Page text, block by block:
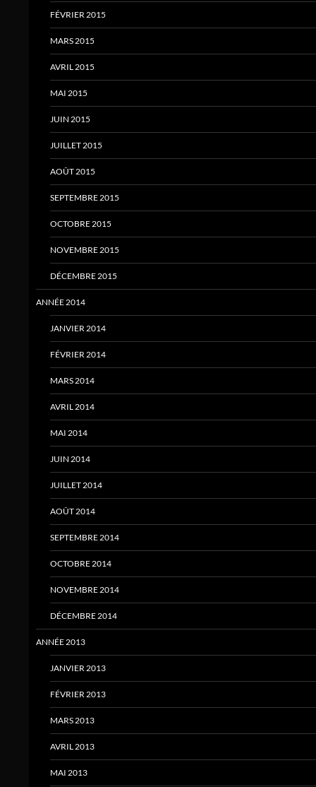
FÉVRIER 2015
MARS 2015
AVRIL 2015
MAI 2015
JUIN 2015
JUILLET 2015
AOÛT 2015
SEPTEMBRE 2015
OCTOBRE 2015
NOVEMBRE 2015
DÉCEMBRE 2015
ANNÉE 2014
JANVIER 2014
FÉVRIER 2014
MARS 2014
AVRIL 2014
MAI 2014
JUIN 2014
JUILLET 2014
AOÛT 2014
SEPTEMBRE 2014
OCTOBRE 2014
NOVEMBRE 2014
DÉCEMBRE 2014
ANNÉE 2013
JANVIER 2013
FÉVRIER 2013
MARS 2013
AVRIL 2013
MAI 2013